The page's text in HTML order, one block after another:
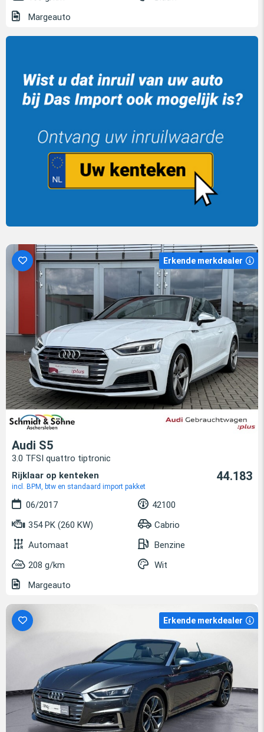
Margeauto
Erkende merkdealer
Audi S5
3.0 TFSI quattro tiptronic
Rijklaar op kenteken
incl. BPM, btw en standaard import pakket
44.183
06/2017
42100
354 PK (260 KW)
Cabrio
Automaat
Benzine
208 g/km
Wit
Margeauto
Erkende merkdealer